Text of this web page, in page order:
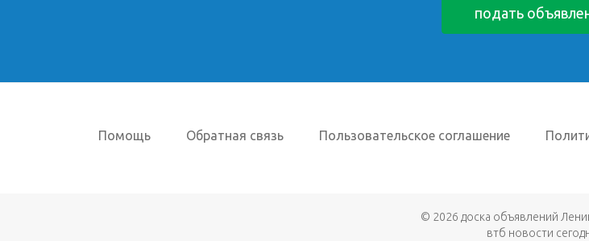
подать
Помощь Обратная связь Пользовательское соглашение
© 2026 доска объявлений
втб новости